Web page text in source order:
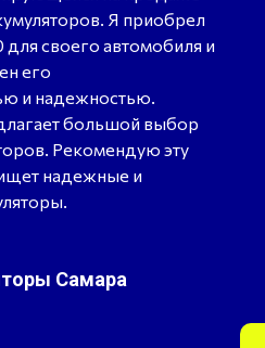
Я приобрел
своего автомобиля и
его
и надежностью.
большой выбор
Рекомендую эту
надежные и
Самара